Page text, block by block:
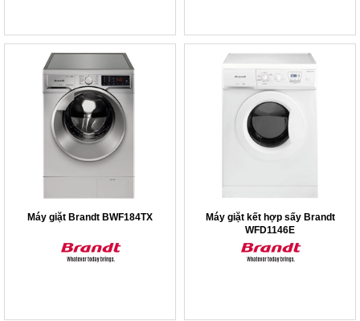
Máy giặt Brandt BWF184TX
Máy giặt kết hợp sấy Brandt
WFD1146E